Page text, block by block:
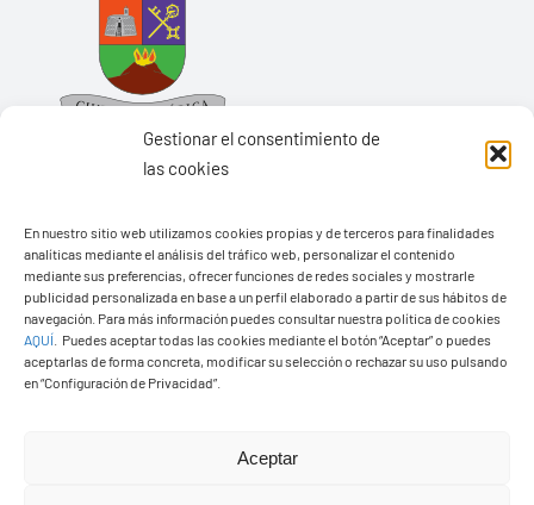
Gestionar el consentimiento de
las cookies
En nuestro sitio web utilizamos cookies propias y de terceros para finalidades
analíticas mediante el análisis del tráfico web, personalizar el contenido
mediante sus preferencias, ofrecer funciones de redes sociales y mostrarle
publicidad personalizada en base a un perfil elaborado a partir de sus hábitos de
navegación. Para más información puedes consultar nuestra política de cookies
AQUÍ
Puedes aceptar todas las cookies mediante el botón “Aceptar” o puedes
aceptarlas de forma concreta, modificar su selección o rechazar su uso pulsando
en “Configuración de Privacidad”.
Aceptar
Ayuntamiento de Yaiza
Pza. de Los Remedios, 1
35570 – Yaiza
Tel:928 83 62 20